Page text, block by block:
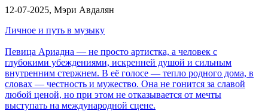
12-07-2025, Мэри Авдалян
Личное и путь в музыку
Певица Ариадна — не просто артистка, а человек с
глубокими убеждениями, искренней душой и сильным
внутренним стержнем. В её голосе — тепло родного дома, в
словах — честность и мужество. Она не гонится за славой
любой ценой, но при этом не отказывается от мечты
выступать на международной сцене.